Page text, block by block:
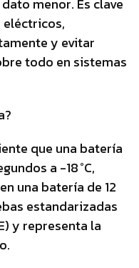
menor. Es clave
y evitar
todo en sistemas
que una batería
a -18 °C,
una batería de 12
estandarizadas
y representa la